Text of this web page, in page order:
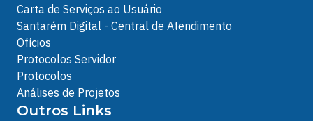
Carta de Serviços ao Usuário
Santarém Digital - Central de Atendimento
Ofícios
Protocolos Servidor
Protocolos
Análises de Projetos
Outros Links